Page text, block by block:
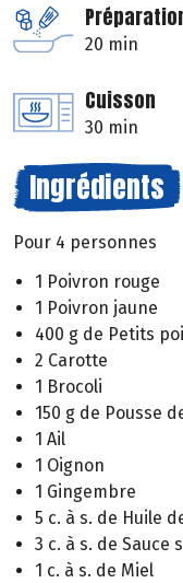
20 min
Cuisson
30 min
Ingrédients
Pour 4 personnes
1 Poivron rouge
1 Poivron jaune
400 g de Petits
2 Carotte
1 Brocoli
150 g de Pousse
1 Ail
1 Oignon
1 Gingembre
5 c. à s. de Huile
3 c. à s. de Sauce
1 c. à s. de Miel